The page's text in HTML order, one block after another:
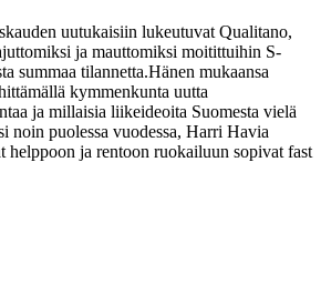
uutukaisiin lukeutuvat Qualitano,
ja mauttomiksi moitittuihin S-
summaa tilannetta.Hänen mukaansa
kymmenkunta uutta
ja millaisia liikeideoita Suomesta vielä
noin puolessa vuodessa, Harri Havia
helppoon ja rentoon ruokailuun sopivat fast